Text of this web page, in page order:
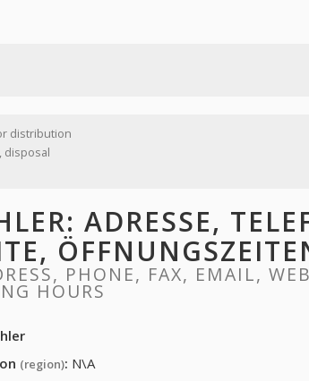
distribution
disposal
ADRESSE,
PHONE, FAX, EMAIL,
HOURS
(region): N\A